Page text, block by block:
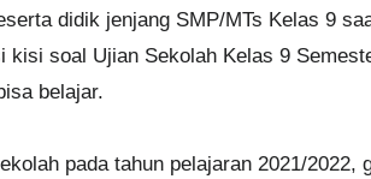
didik jenjang SMP/MTs Kelas 9
kisi soal Ujian Sekolah Kelas 9
belajar.
pada tahun pelajaran 2021/2022,